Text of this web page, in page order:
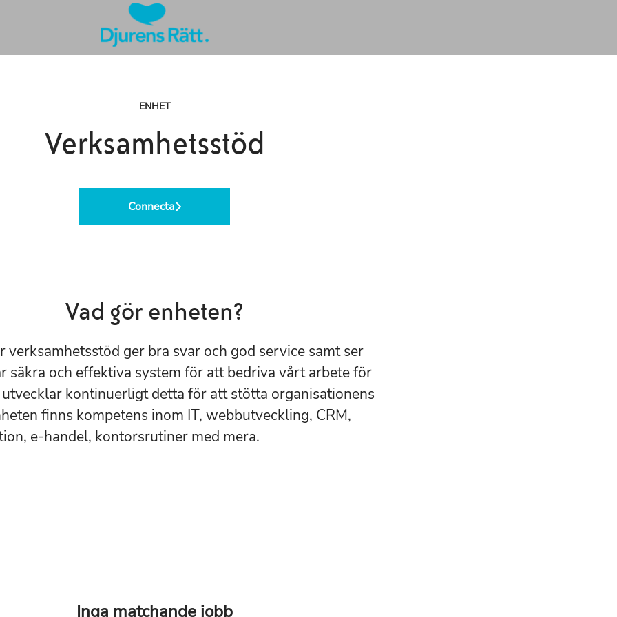
ENHET
Verksamhetsstöd
Connecta
Vad gör enheten?
verksamhetsstöd ger bra svar och god service samt ser
säkra och effektiva system för att bedriva vårt arbete för
kontinuerligt detta för att stötta organisationens
finns kompetens inom IT, webbutveckling, CRM,
e-handel, kontorsrutiner med mera.
Inga matchande jobb